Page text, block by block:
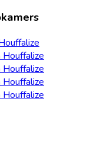
Houffalize
Houffalize
Houffalize
Houffalize